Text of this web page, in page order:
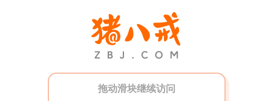
拖动滑块继续访问